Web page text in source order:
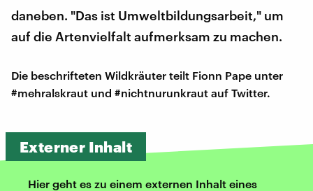
daneben. "Das ist Umweltbildungsarbeit," um
auf die Artenvielfalt aufmerksam zu machen.
Die beschrifteten Wildkräuter teilt Fionn Pape unter
#mehralskraut und #nichtnurunkraut auf Twitter.
Externer Inhalt
Hier geht es zu einem externen Inhalt eines